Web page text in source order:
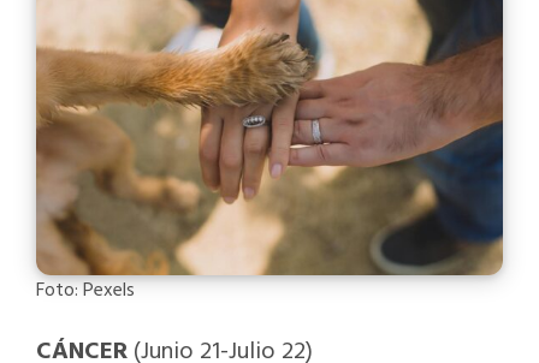
Foto: Pexels
CÁNCER(Junio 21-Julio 22)